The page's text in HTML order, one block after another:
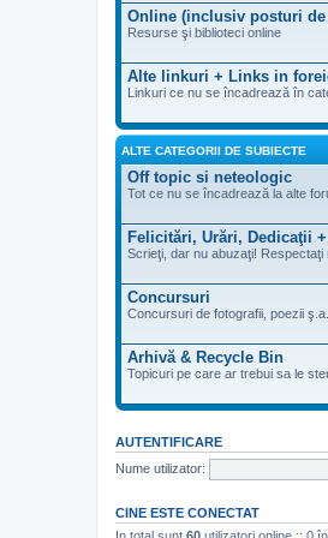
Online (inclusiv posturi
Resurse şi biblioteci online
Alte linkuri + Links in
Linkuri ce nu se încadrează în
ALTE CATEGORII DE SUBIECTE
Off topic si neteologic
Tot ce nu se încadrează la alte
Felicitări, Urări, Dedicaţii
Scrieţi, dar nu abuzaţi! Respectaţi
Concursuri
Concursuri de fotografii, poezii ş.a.
Arhivă & Recycle Bin
Topicuri pe care ar trebui sa le
AUTENTIFICARE
Nume utilizator:
CINE ESTE CONECTAT
In total sunt 60 utilizatori online :: 0